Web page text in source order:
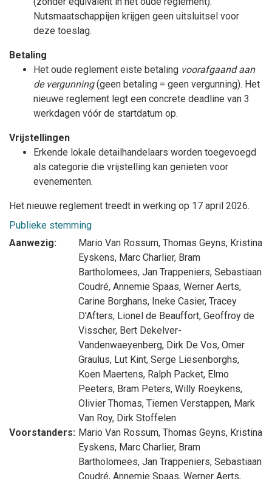
Nutsmaatschappijen krijgen geen uitsluitsel voor
deze toeslag.
Betaling
Het oude reglement eiste betaling voorafgaand aan
de vergunning(geen betaling = geen vergunning). Het
nieuwe reglement legt een concrete deadline van 3
werkdagen vóór de startdatum op.
Vrijstellingen
Erkende lokale detailhandelaars worden toegevoegd
als categorie die vrijstelling kan genieten voor
evenementen.
Het nieuwe reglement treedt in werking op 17 april 2026.
Publieke stemming
Aanwezig:
Mario Van Rossum, Thomas Geyns, Kristina
Eyskens, Marc Charlier, Bram
Bartholomees, Jan Trappeniers, Sebastiaan
Coudré, Annemie Spaas, Werner Aerts,
Carine Borghans, Ineke Casier, Tracey
D'Afters, Lionel de Beauffort, Geoffroy de
Visscher, Bert Dekelver-
Vandenwaeyenberg, Dirk De Vos, Omer
Graulus, Lut Kint, Serge Liesenborghs,
Koen Maertens, Ralph Packet, Elmo
Peeters, Bram Peters, Willy Roeykens,
Olivier Thomas, Tiemen Verstappen, Mark
Van Roy, Dirk Stoffelen
Voorstanders: Mario Van Rossum, Thomas Geyns, Kristina
Eyskens, Marc Charlier, Bram
Bartholomees, Jan Trappeniers, Sebastiaan
Coudré, Annemie Spaas, Werner Aerts,